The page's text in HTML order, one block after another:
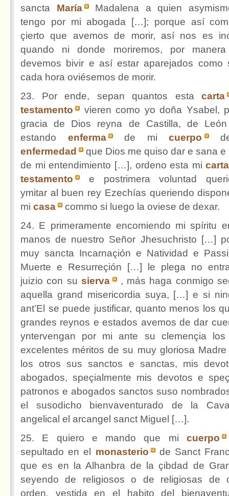
sancta María
Madalena a quien
tengo por mi abogada […]; porque así
çierto que avemos de morir, así nos es
quando ni donde moriremos, por
devemos bivir e así estar aparejados como
cada hora oviésemos de morir.
23. Por ende, sepan quantos estacarta
testamento
vieren como yo doña Ysabel,
gracia de Dios reyna de Castilla, de
estando enferma de mi cuerpo
enfermedad
que Dios me quiso dar e sana e
de mi entendimiento […], ordeno esta micarta
testamento
e postrimera voluntad
ymitar al buen rey Ezechías queriendo
mi casa
commo si luego la oviese de dexar.
24. E primeramente encomiendo mi spíritu
manos de nuestro Señor Jhesuchristo […]
muy sancta Incarnaçión e Natividad e
Muerte e Resurreçión […] le plega no
juizio con susierva
, más haga conmigo
aquella grand misericordia suya, […] e si
ant’El se puede justificar, quanto menos los
grandes reynos e estados avemos de dar
yntervengan por mi ante su clemençia los
excelentes méritos de su muy gloriosa
los otros sus sanctos e sanctas, mis
abogados, speçialmente mis devotos e
patronos e abogados sanctos suso
el susodicho bienvaventurado de la
angelical el arcangel sanct Miguel […].
25. E quiero e mando que mi cuerpo
sepultado en el monasterio
de Sanct
que es en la Alhanbra de la çibdad de
seyendo de religiosos o de religiosas de
orden, vestida en el habito del